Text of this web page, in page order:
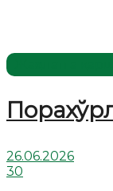
26.06.2026
30